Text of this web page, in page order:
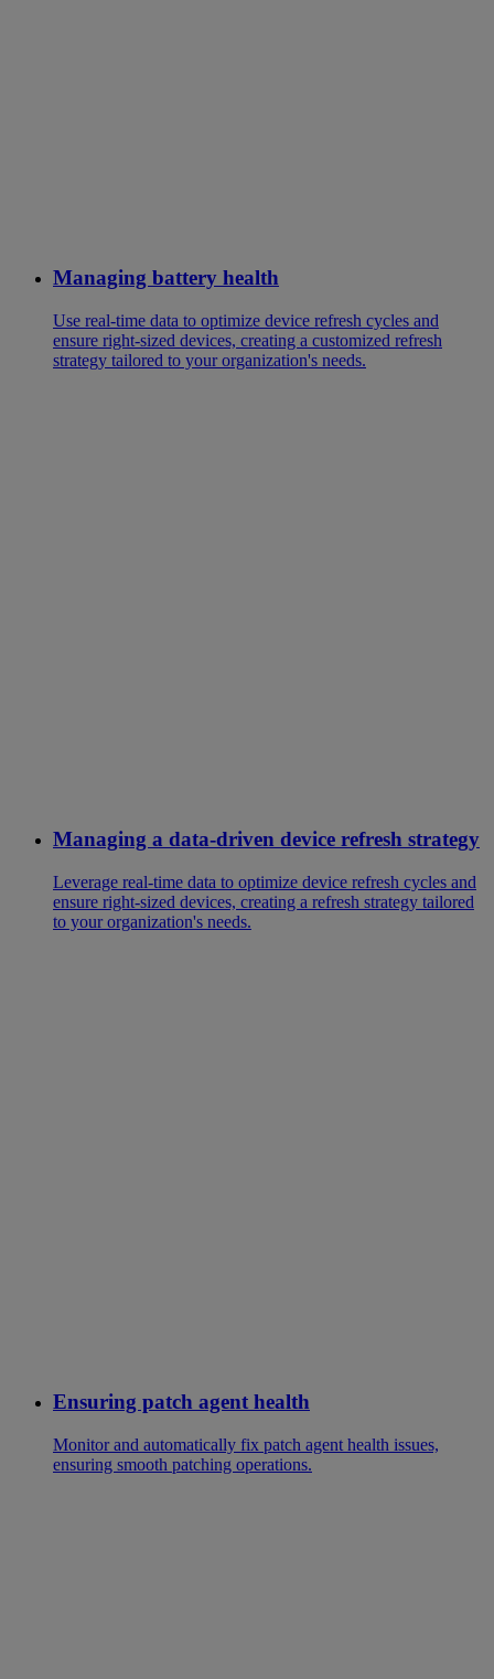
Managing battery health
Use real-time data to optimize device refresh cycles and
ensure right-sized devices, creating a customized refresh
strategy tailored to your organization's needs.
Managing a data-driven device refresh strategy
Leverage real-time data to optimize device refresh cycles and
ensure right-sized devices, creating a refresh strategy tailored
to your organization's needs.
Ensuring patch agent health
Monitor and automatically fix patch agent health issues,
ensuring smooth patching operations.